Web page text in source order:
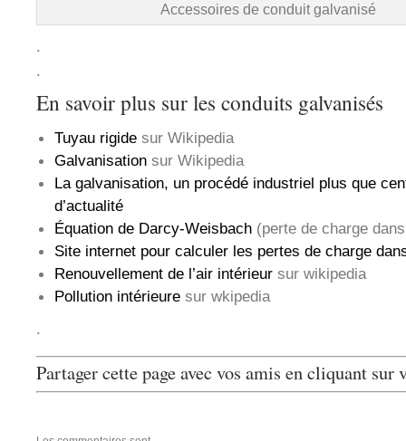
Accessoires de conduit galvanisé
.
.
En savoir plus sur les conduits galvanisés
Tuyau rigide sur Wikipedia
Galvanisation sur Wikipedia
La galvanisation, un procédé industriel plus que
d’actualité
Équation de Darcy-Weisbach (perte de charge
Site internet pour calculer les pertes de charge
Renouvellement de l’air intérieur sur wikipedia
Pollution intérieure sur wkipedia
.
Partager cette page avec vos amis en cliquant sur